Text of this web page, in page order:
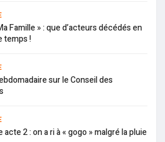
Famille » : que d’acteurs décédés en
temps !
sur le Conseil des
acte 2 : on a ri à « gogo » malgré la pluie